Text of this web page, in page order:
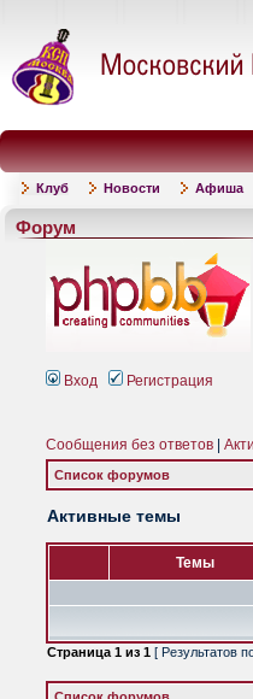
Клуб Новости Афиша
Форум
Вход Регистрация
Сообщения без ответов
Список форумов
Активные темы
Темы
Страница 1 из 1 [ Результатов